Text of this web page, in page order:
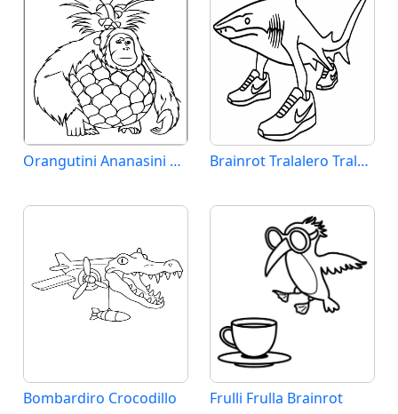
Orangutini Ananasini Brainrot Brainrot Tralalero Tralala
Bombardiro Crocodillo Frulli Frulla Brainrot